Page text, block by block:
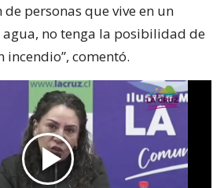
personas que vive en un
agua, no tenga la posibilidad de
incendio”, comentó.